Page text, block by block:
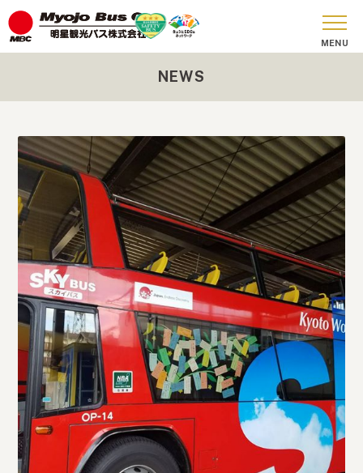
SKY BUS
ツアーコース
安全への取り組み
お問い合わせ
会社概要
SDGs
採用情報
運輸安全マネジメント評価
安全管理規程
NEWS